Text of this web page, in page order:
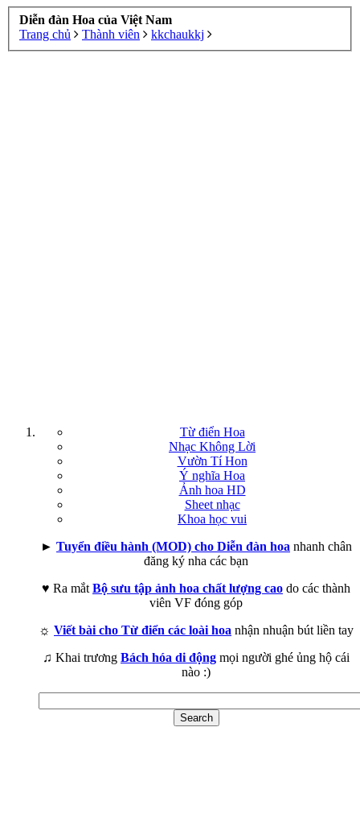
Diễn đàn Hoa của Việt Nam
Trang chủ
Thành viên kkchaukkj
Từ điển Hoa
Nhạc Không Lời
Vườn Tí Hon
Ý nghĩa Hoa
Ảnh hoa HD
Sheet nhạc
Khoa học vui
► Tuyển điều hành (MOD) cho Diễn đàn hoa nhanh chân
đăng ký nha các bạn
♥ Ra mắt Bộ sưu tập ảnh hoa chất lượng cao do các thành
viên VF đóng góp
☼ Viết bài cho Từ điển các loài hoa nhận nhuận bút liền tay
♫ Khai trương Bách hóa di động mọi người ghé ủng hộ cái
nào :)